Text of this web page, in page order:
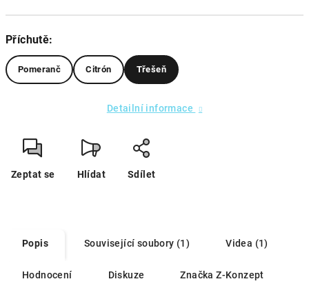
Příchutě:
Pomeranč Citrón Třešeň
Detailní informace
Zeptat se Hlídat Sdílet
Popis Související soubory (1) Videa (1)
Hodnocení Diskuze Značka Z-Konzept